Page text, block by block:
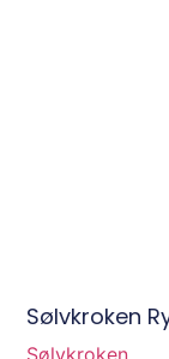
Sølvkroken